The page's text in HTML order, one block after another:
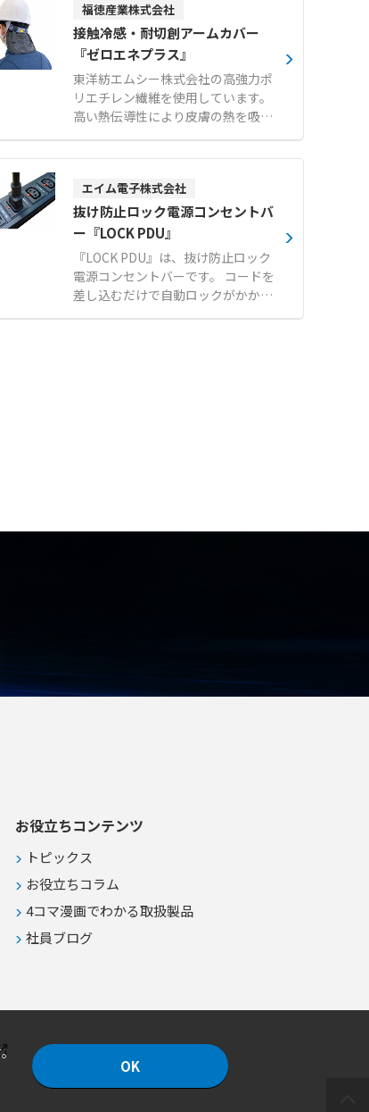
す。 通気性の高い素材を使用してい
るため空調機に負荷をかけず、燃焼
時に塩素系有毒ガスも発生しませ
ん。 角型、平型、筒型の基本形状に
加え、設置場所に応じたオーダーメ
イド製作にも対応可能です。 標準タ
イプと、より微小な異物に対応する
目細タイプから、用途に合わせて選
択できます。 【特徴】 ●空調機や
ダクトからのホコリ飛散および微小
昆虫の侵入防止 ●マジックテープ仕
様による簡単設置とスムーズなフィ
ルター交換 ●空調機に負荷をかけな
い高い通気性と燃焼時無毒な安全素
材 【用途・事例】 ●食品工場にお
けるフードディフェンスおよび異物
福徳産業株式会社
接触冷感・耐切創アームカバー
『ゼロエネプラス』
東洋紡エムシー株式会社の高強力ポ
リエチレン繊維を使用しています。
高い熱伝導性により皮膚の熱を吸
収・拡散させ、ひんやりとした快適
な肌触りを実現します。 優れた接触
生地構造により作業時の切り傷リス
クを軽減する耐切創性を備えていま
す。 ホワイト以外のカラーバリエー
ションではUVカット効果を発揮
し、日焼け対策にも貢献します。 ア
ームカバーやプロテクター、ネック
フィット、ヘアバンドなど、さまざ
まな作業環境に合わせて選べる豊富
利な資材や工具を扱う現場での手首
エイム電子株式会社
抜け防止ロック電源コンセントバ
ー『LOCK PDU』
『LOCK PDU』は、抜け防止ロック
電源コンセントバーです。 コードを
差し込むだけで自動ロックがかかる
独自のブレードロックシステムを搭
バーラック内における電源ケーブル
お役立ちコンテンツ
トピックス
お役立ちコラム
4コマ漫画でわかる取扱製品
社員ブログ
OK